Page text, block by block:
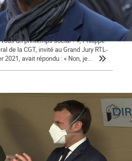
...
un printemps social ? », Philippe
de la CGT, invité au Grand Jury RTL-
2021, avait répondu : « Non, je...